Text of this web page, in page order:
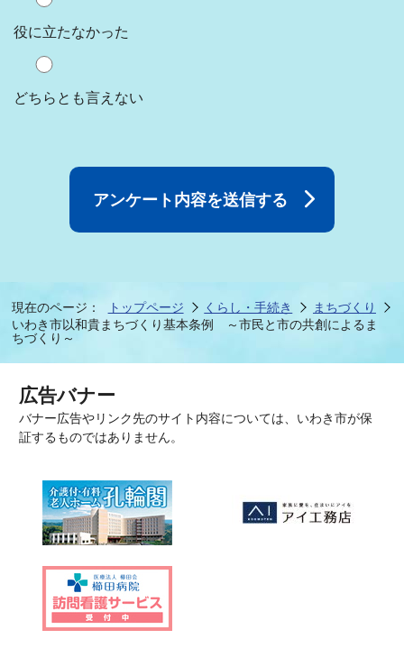
役に立たなかった
どちらとも言えない
現在のページ： トップページ くらし・手続き
まちづくり
いわき市以和貴まちづくり基本条例 ～市民と市の共創によるま
ちづくり～
広告バナー
バナー広告やリンク先のサイト内容については、いわき市が保
証するものではありません。